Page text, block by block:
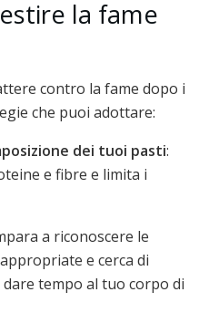
la fame
contro la fame dopo i
che puoi adottare:
dei tuoi pasti:
e fibre e limita i
a riconoscere le
e cerca di
tempo al tuo corpo di